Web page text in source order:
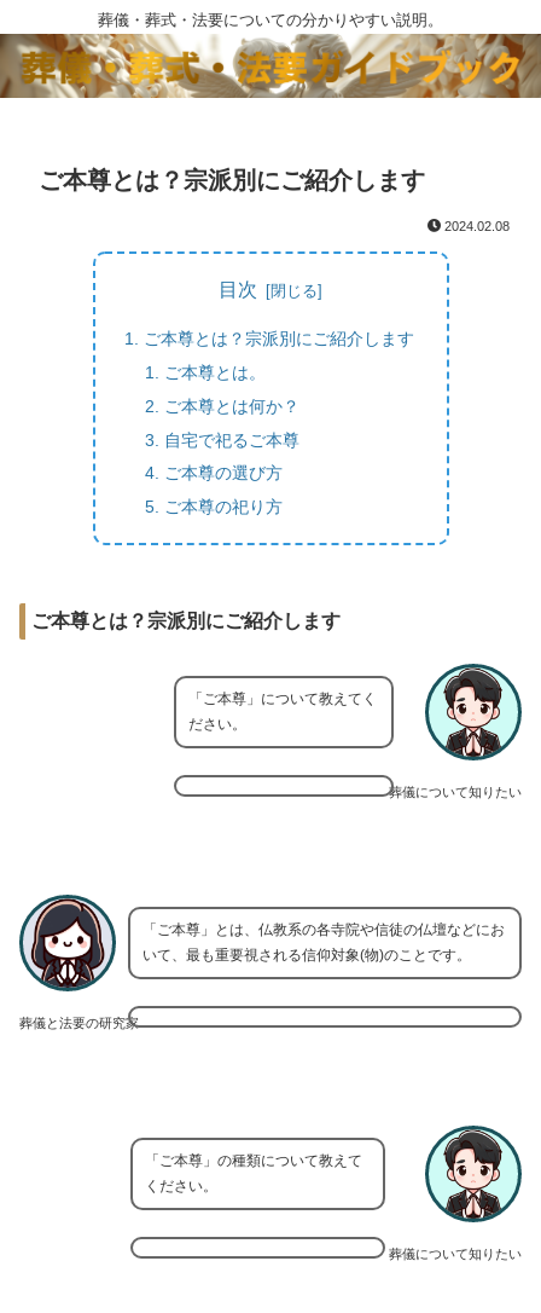
葬儀・葬式・法要についての分かりやすい説明。
ご本尊とは？宗派別にご紹介します
2024.02.08
目次
ご本尊とは？宗派別にご紹介します
ご本尊とは。
ご本尊とは何か？
自宅で祀るご本尊
ご本尊の選び方
ご本尊の祀り方
ご本尊とは？宗派別にご紹介します
葬儀について知りたい
「ご本尊」について教えてく
ださい。
葬儀と法要の研究家
「ご本尊」とは、仏教系の各寺院や信徒の仏壇などにお
いて、最も重要視される信仰対象(物)のことです。
葬儀について知りたい
「ご本尊」の種類について教えて
ください。